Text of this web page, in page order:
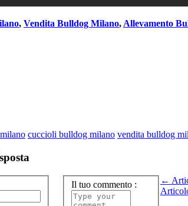
, Vendita Bulldog Milano, Allevamento
cuccioli bulldog milano vendita bulldog
Il tuo commento :
←